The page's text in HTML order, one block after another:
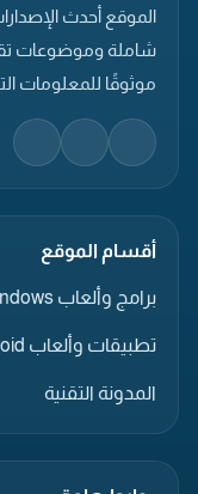
الموقع أحدث
شاملة وموضوعات
موثوقًا للمعلومات
أقسام الموقع
برامج وألعاب Windows
تطبيقات وألعاب Android
المدونة التقنية